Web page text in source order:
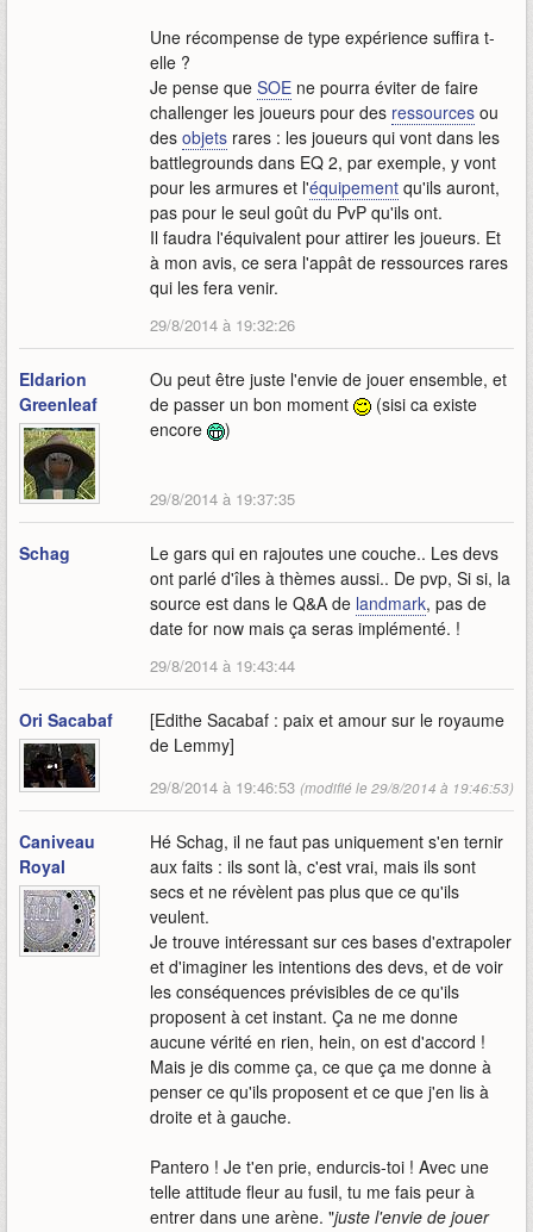
Une récompense de type expérience suffira t-
elle ?
Je pense que SOE ne pourra éviter de faire
challenger les joueurs pour des ressources ou
des objets rares : les joueurs qui vont dans les
battlegrounds dans EQ 2, par exemple, y vont
pour les armures et l'équipement qu'ils auront,
pas pour le seul goût du PvP qu'ils ont.
Il faudra l'équivalent pour attirer les joueurs. Et
à mon avis, ce sera l'appât de ressources rares
qui les fera venir.
29/8/2014 à 19:32:26
Eldarion
Greenleaf
Ou peut être juste l'envie de jouer ensemble, et
de passer un bon moment
(sisi ca existe
encore
)
29/8/2014 à 19:37:35
Schag
Le gars qui en rajoutes une couche.. Les devs
ont parlé d'îles à thèmes aussi.. De pvp, Si si, la
source est dans le Q&A de landmark, pas de
date for now mais ça seras implémenté. !
29/8/2014 à 19:43:44
Ori Sacabaf
[Edithe Sacabaf : paix et amour sur le royaume
de Lemmy]
29/8/2014 à 19:46:53 (modifié le 29/8/2014 à 19:46:53)
Caniveau
Royal
Hé Schag, il ne faut pas uniquement s'en ternir
aux faits : ils sont là, c'est vrai, mais ils sont
secs et ne révèlent pas plus que ce qu'ils
veulent.
Je trouve intéressant sur ces bases d'extrapoler
et d'imaginer les intentions des devs, et de voir
les conséquences prévisibles de ce qu'ils
proposent à cet instant. Ça ne me donne
aucune vérité en rien, hein, on est d'accord !
Mais je dis comme ça, ce que ça me donne à
penser ce qu'ils proposent et ce que j'en lis à
droite et à gauche.
Pantero ! Je t'en prie, endurcis-toi ! Avec une
telle attitude fleur au fusil, tu me fais peur à
entrer dans une arène. "juste l'envie de jouer